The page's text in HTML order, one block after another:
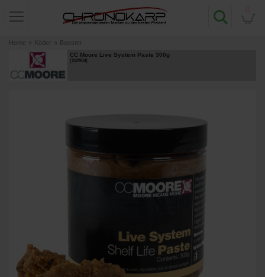
Home » Köder » Booster
CC Moore Live System Paste 300g
[242958]